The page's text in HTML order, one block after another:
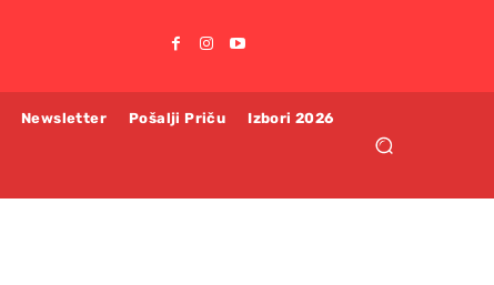
Newsletter Pošalji Priču Izbori 2026